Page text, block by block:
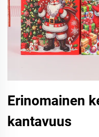
Erinomainen
kantavuus